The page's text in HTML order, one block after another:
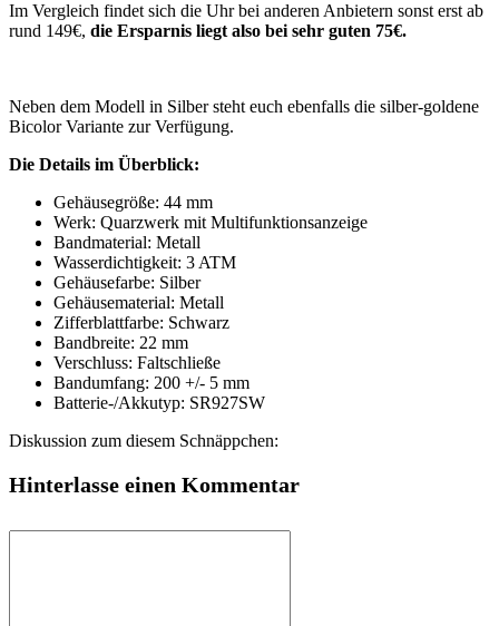
Im Vergleich findet sich die Uhr bei anderen Anbietern sonst erst ab
rund 149€, die Ersparnis liegt also bei sehr guten 75€.
Neben dem Modell in Silber steht euch ebenfalls die silber-goldene
Bicolor Variante zur Verfügung.
Die Details im Überblick:
Gehäusegröße: 44 mm
Werk: Quarzwerk mit Multifunktionsanzeige
Bandmaterial: Metall
Wasserdichtigkeit: 3 ATM
Gehäusefarbe: Silber
Gehäusematerial: Metall
Zifferblattfarbe: Schwarz
Bandbreite: 22 mm
Verschluss: Faltschließe
Bandumfang: 200 +/- 5 mm
Batterie-/Akkutyp: SR927SW
Diskussion zum diesem Schnäppchen:
Hinterlasse einen Kommentar